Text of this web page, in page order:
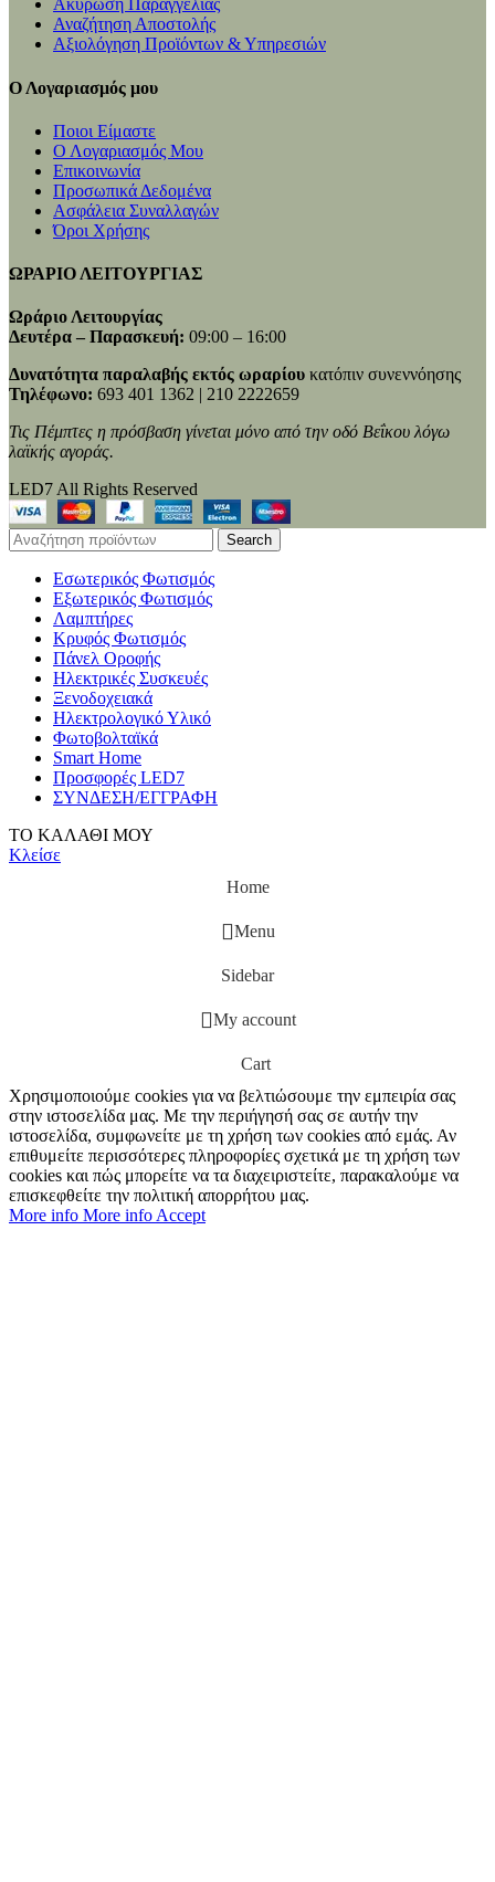
Ακύρωση Παραγγελίας
Αναζήτηση Αποστολής
Αξιολόγηση Προϊόντων & Υπηρεσιών
Ο Λογαριασμός μου
Ποιοι Είμαστε
Ο Λογαριασμός Μου
Επικοινωνία
Προσωπικά Δεδομένα
Ασφάλεια Συναλλαγών
Όροι Χρήσης
ΩΡΑΡΙΟ ΛΕΙΤΟΥΡΓΙΑΣ
Ωράριο Λειτουργίας
Δευτέρα – Παρασκευή: 09:00 – 16:00
Δυνατότητα παραλαβής εκτός ωραρίου κατόπιν συνεννόησης
Τηλέφωνο: 693 401 1362 | 210 2222659
Τις Πέμπτες η πρόσβαση γίνεται μόνο από την οδό Βεΐκου λόγω
λαϊκής αγοράς.
LED7 All Rights Reserved
Search
Εσωτερικός Φωτισμός
Εξωτερικός Φωτισμός
Λαμπτήρες
Κρυφός Φωτισμός
Πάνελ Οροφής
Ηλεκτρικές Συσκευές
Ξενοδοχειακά
Ηλεκτρολογικό Υλικό
Φωτοβολταϊκά
Smart Home
Προσφορές LED7
ΣΥΝΔΕΣΗ/ΕΓΓΡΑΦΗ
ΤΟ ΚΑΛΑΘΙ ΜΟΥ
Κλείσε
Home
Menu
Sidebar
My account
Cart
Χρησιμοποιούμε cookies για να βελτιώσουμε την εμπειρία σας
στην ιστοσελίδα μας. Με την περιήγησή σας σε αυτήν την
ιστοσελίδα, συμφωνείτε με τη χρήση των cookies από εμάς. Αν
επιθυμείτε περισσότερες πληροφορίες σχετικά με τη χρήση των
cookies και πώς μπορείτε να τα διαχειριστείτε, παρακαλούμε να
επισκεφθείτε την πολιτική απορρήτου μας.
More info More info Accept